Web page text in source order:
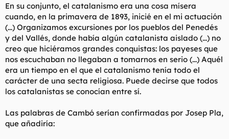
En su conjunto, el catalanismo era una cosa mísera
cuando, en la primavera de 1893, inicié en el mi actuación
(...) Organizamos excursiones por los pueblos del Penedés
y del Vallés, donde había algún catalanista aislado (...) no
creo que hiciéramos grandes conquistas: los payeses que
nos escuchaban no llegaban a tomarnos en serio (...) Aquél
era un tiempo en el que el catalanismo tenía todo el
carácter de una secta religiosa. Puede decirse que todos
los catalanistas se conocían entre sí.
Las palabras de Cambó serían confirmadas por Josep Pla,
que añadiría: